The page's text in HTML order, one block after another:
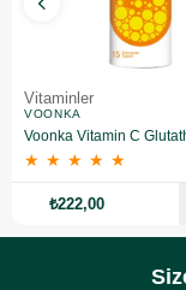
Vitaminler
VOONKA
★ ★ ★ ★ ★
₺222,00